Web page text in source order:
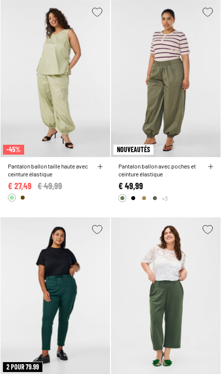
-45%
Pantalon ballon taille haute avec
ceinture élastique
Price reduced from
€ 49,99
€ 27,49
NOUVEAUTÉS
Pantalon ballon avec poches et
ceinture élastique
€ 49,99
+3
2 POUR 79.99